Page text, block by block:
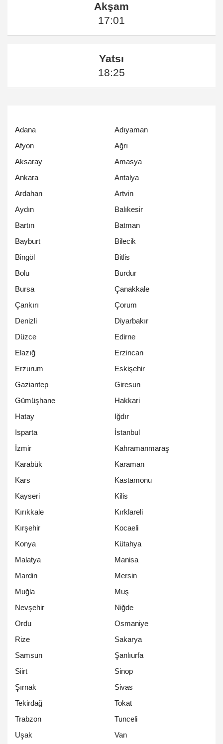
Akşam
17:01
Yatsı
18:25
Adana
Adıyaman
Afyon
Ağrı
Aksaray
Amasya
Ankara
Antalya
Ardahan
Artvin
Aydın
Balıkesir
Bartın
Batman
Bayburt
Bilecik
Bingöl
Bitlis
Bolu
Burdur
Bursa
Çanakkale
Çankırı
Çorum
Denizli
Diyarbakır
Düzce
Edirne
Elazığ
Erzincan
Erzurum
Eskişehir
Gaziantep
Giresun
Gümüşhane
Hakkari
Hatay
Iğdır
Isparta
İstanbul
İzmir
Kahramanmaraş
Karabük
Karaman
Kars
Kastamonu
Kayseri
Kilis
Kırıkkale
Kırklareli
Kırşehir
Kocaeli
Konya
Kütahya
Malatya
Manisa
Mardin
Mersin
Muğla
Muş
Nevşehir
Niğde
Ordu
Osmaniye
Rize
Sakarya
Samsun
Şanlıurfa
Siirt
Sinop
Şırnak
Sivas
Tekirdağ
Tokat
Trabzon
Tunceli
Uşak
Van